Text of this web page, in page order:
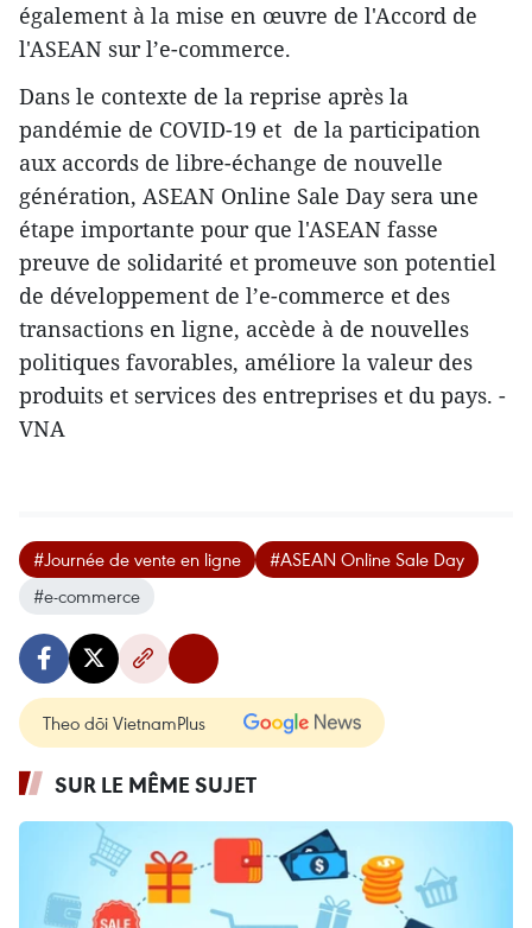
également à la mise en œuvre de l'Accord de
l'ASEAN sur l’e-commerce.
Dans le contexte de la reprise après la
pandémie de COVID-19 et de la participation
aux accords de libre-échange de nouvelle
génération, ASEAN Online Sale Day sera une
étape importante pour que l'ASEAN fasse
preuve de solidarité et promeuve son potentiel
de développement de l’e-commerce et des
transactions en ligne, accède à de nouvelles
politiques favorables, améliore la valeur des
produits et services des entreprises et du pays. -
VNA
#Journée de vente en ligne
#ASEAN Online Sale Day
#e-commerce
Theo dõi VietnamPlus
SUR LE MÊME SUJET